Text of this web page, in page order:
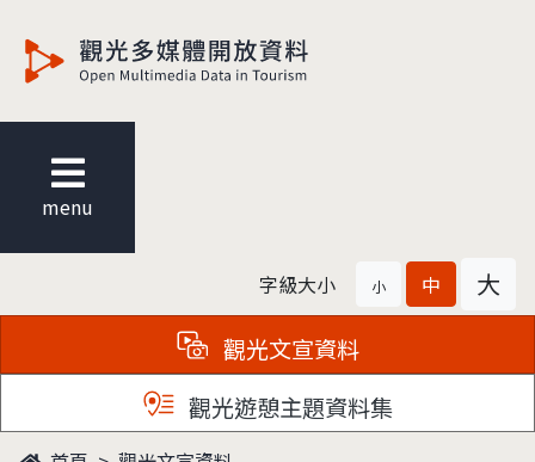
menu
字級大小 小 中 大
觀光文宣資料
觀光遊憩主題資料集